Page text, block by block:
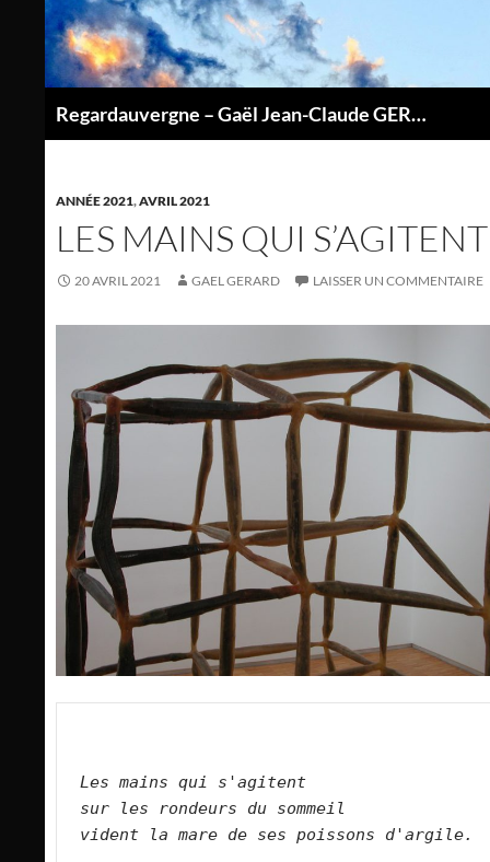
contenu
Regardauvergne – Gaël Jean-Claude GERARD
ANNÉE 2021,AVRIL 2021
LES MAINS QUI S’AGITENT
20 AVRIL 2021 GAEL GERARD LAISSER UN COMMENTAIRE
Les mains qui s'agitent
sur les rondeurs du sommeil
vident la mare de ses poissons